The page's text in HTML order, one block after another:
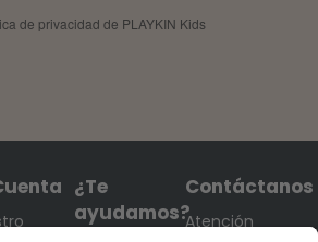
de privacidad de PLAYKIN Kids
¿Te
ayudamos?
Contáctanos
Atención